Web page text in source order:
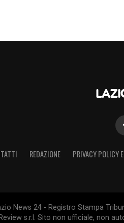
REDAZIONE PRIVACY POLICY
News 24 - Registro Stampa
s.r.l. Sito non ufficiale, non